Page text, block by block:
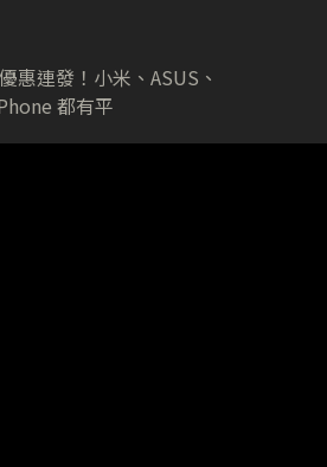
惠連發！小米、ASUS、
都有平